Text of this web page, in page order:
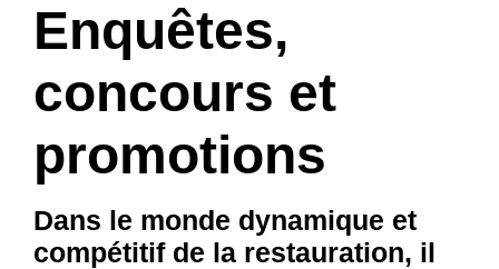
Enquêtes,
concours et
promotions
Dans le monde dynamique et
compétitif de la restauration, il